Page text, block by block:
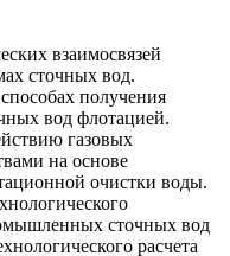
взаимосвязей
сточных вод.
получения
вод флотацией.
газовых
на основе
очистки воды.
сточных вод
расчета